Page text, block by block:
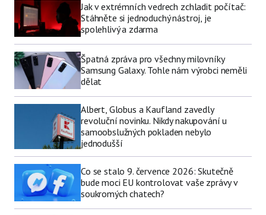
Jak v extrémních vedrech zchladit počítač:
Stáhněte si jednoduchý nástroj, je
spolehlivý a zdarma
Špatná zpráva pro všechny milovníky
Samsung Galaxy. Tohle nám výrobci neměli
dělat
Albert, Globus a Kaufland zavedly
revoluční novinku. Nikdy nakupování u
samoobslužných pokladen nebylo
jednodušší
Co se stalo 9. července 2026: Skutečně
bude moci EU kontrolovat vaše zprávy v
soukromých chatech?